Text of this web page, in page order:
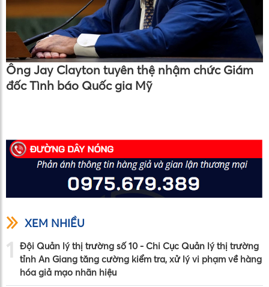
Ông Jay Clayton tuyên thệ nhậm chức Giám
đốc Tình báo Quốc gia Mỹ
XEM NHIỀU
1
Đội Quản lý thị trường số 10 - Chi Cục Quản lý thị trường
tỉnh An Giang tăng cường kiểm tra, xử lý vi phạm về hàng
hóa giả mạo nhãn hiệu